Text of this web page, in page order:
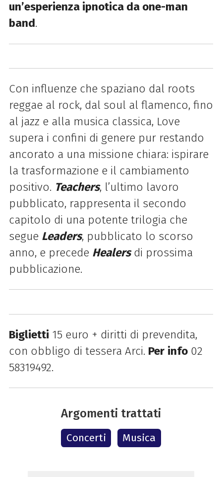
un’esperienza ipnotica da one-man
band.
Con influenze che spaziano dal roots
reggae al rock, dal soul al flamenco, fino
al jazz e alla musica classica, Love
supera i confini di genere pur restando
ancorato a una missione chiara: ispirare
la trasformazione e il cambiamento
positivo. Teachers, l’ultimo lavoro
pubblicato, rappresenta il secondo
capitolo di una potente trilogia che
segue Leaders, pubblicato lo scorso
anno, e precede Healersdi prossima
pubblicazione.
Biglietti 15 euro + diritti di prevendita,
con obbligo di tessera Arci. Per info02
58319492.
Argomenti trattati
Concerti Musica